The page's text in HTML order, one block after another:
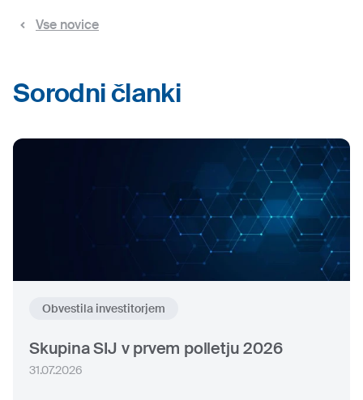
Vse novice
Sorodni članki
Obvestila investitorjem
Skupina SIJ v prvem polletju 2026
31.07.2026